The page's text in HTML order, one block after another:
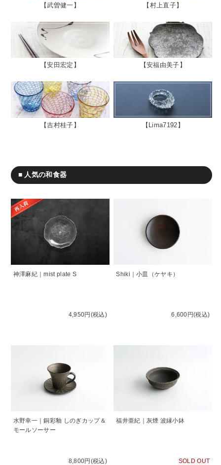
武曽健一 村上直子
安田宏定 安福由美子
吉村桂子 Lima7192
■ 人気の和食器
神澤麻紀｜mist plate S
4,950円(税込)
Shiki｜小皿（ケヤキ）
6,600円(税込)
水野幸一｜銅彩釉 しのぎカップ＆
モールソーサー
8,800円(税込)
福井亜紀｜灰煙 波縁小鉢
SOLD OUT